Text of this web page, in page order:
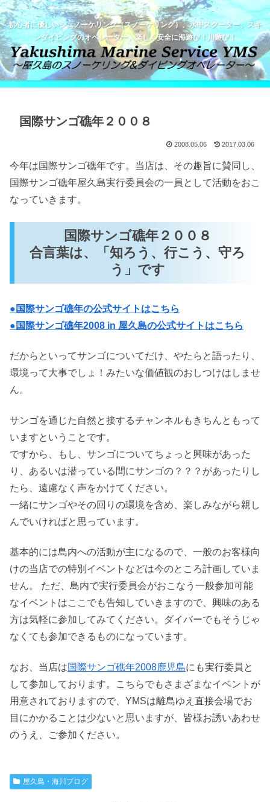
初心者に優しいシュノーケリング（スノーケリング）、水中スクーター、スキ
ンダイビングのオペレーター。楽しく安全に海遊び！川遊び！
国際サンゴ礁年２００８
2008.05.06 2017.03.06
今年は国際サンゴ礁年です。当店は、その趣旨に賛同し、
国際サンゴ礁年屋久島実行委員会の一員として活動をおこ
なっていきます。
国際サンゴ礁年２００８
合言葉は、
「知ろう、行こう、守ろ
う」です
●国際サンゴ礁年の公式サイトはこちら
●国際サンゴ礁年2008 in 屋久島の公式サイトはこちら
だからといってサンゴについてだけ、やたらと語ったり、
環境って大事でしょ！みたいな価値観のおしつけはしませ
ん。
サンゴを通じた自然と接するチャンネルもきちんともって
いますということです。
ですから、もし、サンゴについてちょっと興味があった
り、あるいは潜っている間にサンゴの？？？があったりし
たら、遠慮なく声をかけてください。
一緒にサンゴやその回りの環境を含め、楽しみながら親し
んでいければと思っています。
基本的には島内への活動が主になるので、一般のお客様向
けの当店での特別イベントなどは今のところ計画していま
せん。 ただ、島内で実行委員会がおこなう一般参加可能
なイベントはここでも告知していきますので、興味のある
方は気軽に参加してみてください。ダイバーでもそうじゃ
なくても参加できるものになっています。
なお、当店は国際サンゴ礁年2008鹿児島にも実行委員と
して参加しております。こちらでもさまざまなイベントが
用意されておりますので、YMSは離島ゆえ直接会場でお
目にかかることは少ないと思いますが、皆様お誘いあわせ
のうえ、ご参加ください。
屋久島・海川ブログ